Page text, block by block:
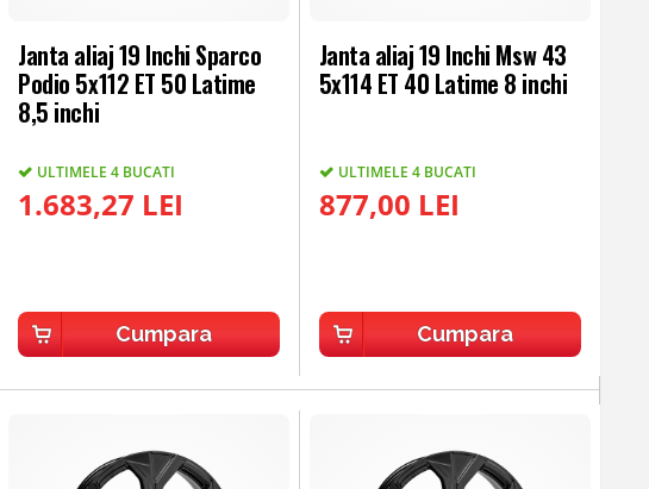
Janta aliaj 19 Inchi Sparco
Podio 5x112 ET 50 Latime
8,5 inchi
ULTIMELE 4 BUCATI
1.683,27 LEI
Cumpara
Janta aliaj 19 Inchi Msw 43
5x114 ET 40 Latime 8 inchi
ULTIMELE 4 BUCATI
877,00 LEI
Cumpara